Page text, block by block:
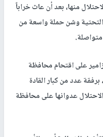
منها، بعد أن عاث خراباً
التحتية وشن حملة واسعة من
على اقتحام محافظة
عدد من كبار القادة
عدوانها على محافظة